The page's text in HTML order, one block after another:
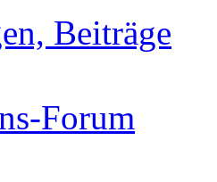
Beiträge
Forum